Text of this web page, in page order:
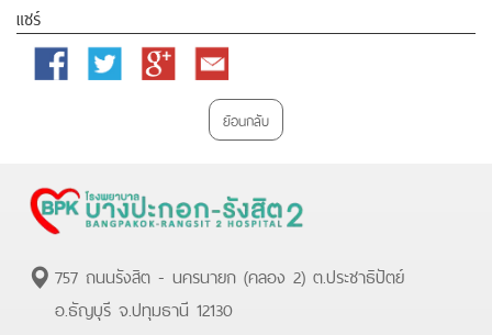
แชร์
Facebook Twitter
Google
Email
ย้อนกลับ
757 ถนนรังสิต - นครนายก (คลอง 2) ต.ประชาธิปัตย์
อ.ธัญบุรี จ.ปทุมธานี 12130